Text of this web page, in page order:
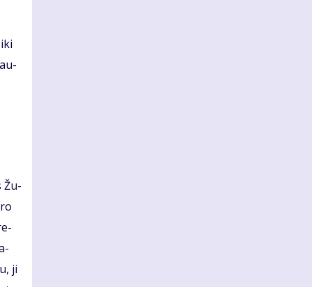
Žu­
ji